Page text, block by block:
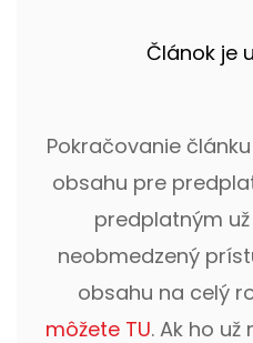
Článok je
Pokračovanie
obsahu pre
predplatným
neobmedzený
obsahu na celý
môžete TU. Ak ho už